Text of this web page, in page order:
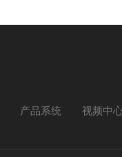
产品系统 视频中